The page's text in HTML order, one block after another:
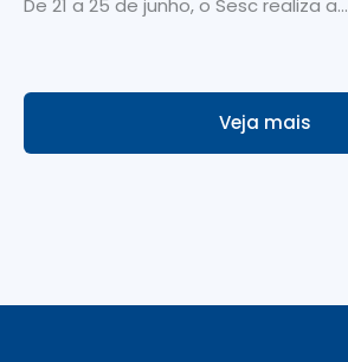
De 21 a 25 de junho, o Sesc realiza a...
Veja mais